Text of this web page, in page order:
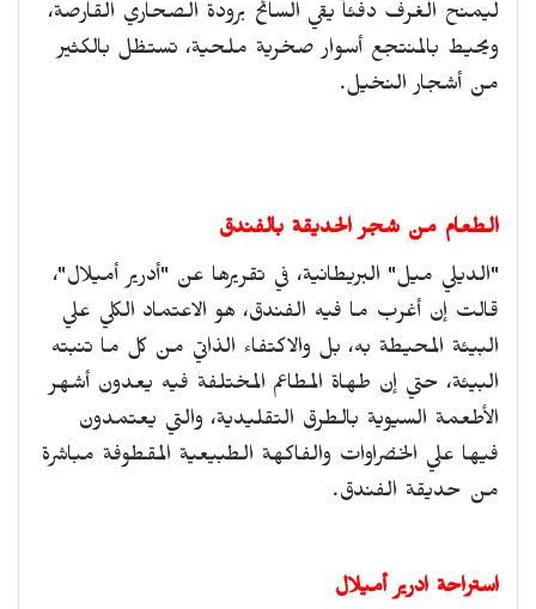
ليمنح الغرف دفئاً يقي السائح برودة الصحاري القارصة،
ويحيط بالمنتجع أسوار صخرية ملحية، تستظل بالكثير
من أشجار النخيل.
الطعام من شجر الحديقة بالفندق
"الديلي ميل" البريطانية، في تقريرها عن "أدرير أميلال"،
قالت إن أغرب ما فيه الفندق، هو الاعتماد الكلي علي
البيئة المحيطة به، بل والاكتفاء الذاتي من كل ما تنبته
البيئة، حتي إن طهاة المطاعم المختلفة فيه يعدون أشهر
الأطعمة السيوية بالطرق التقليدية، والتي يعتمدون
فيها علي الخضراوات والفاكهة الطبيعية المقطوفة مباشرة
من حديقة الفندق.
استراحة ادرير أميلال